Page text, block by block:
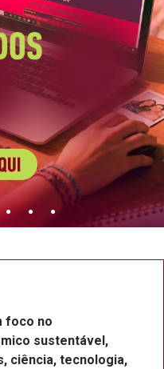
Metropolitana do
professores,
atuam como bolsistas